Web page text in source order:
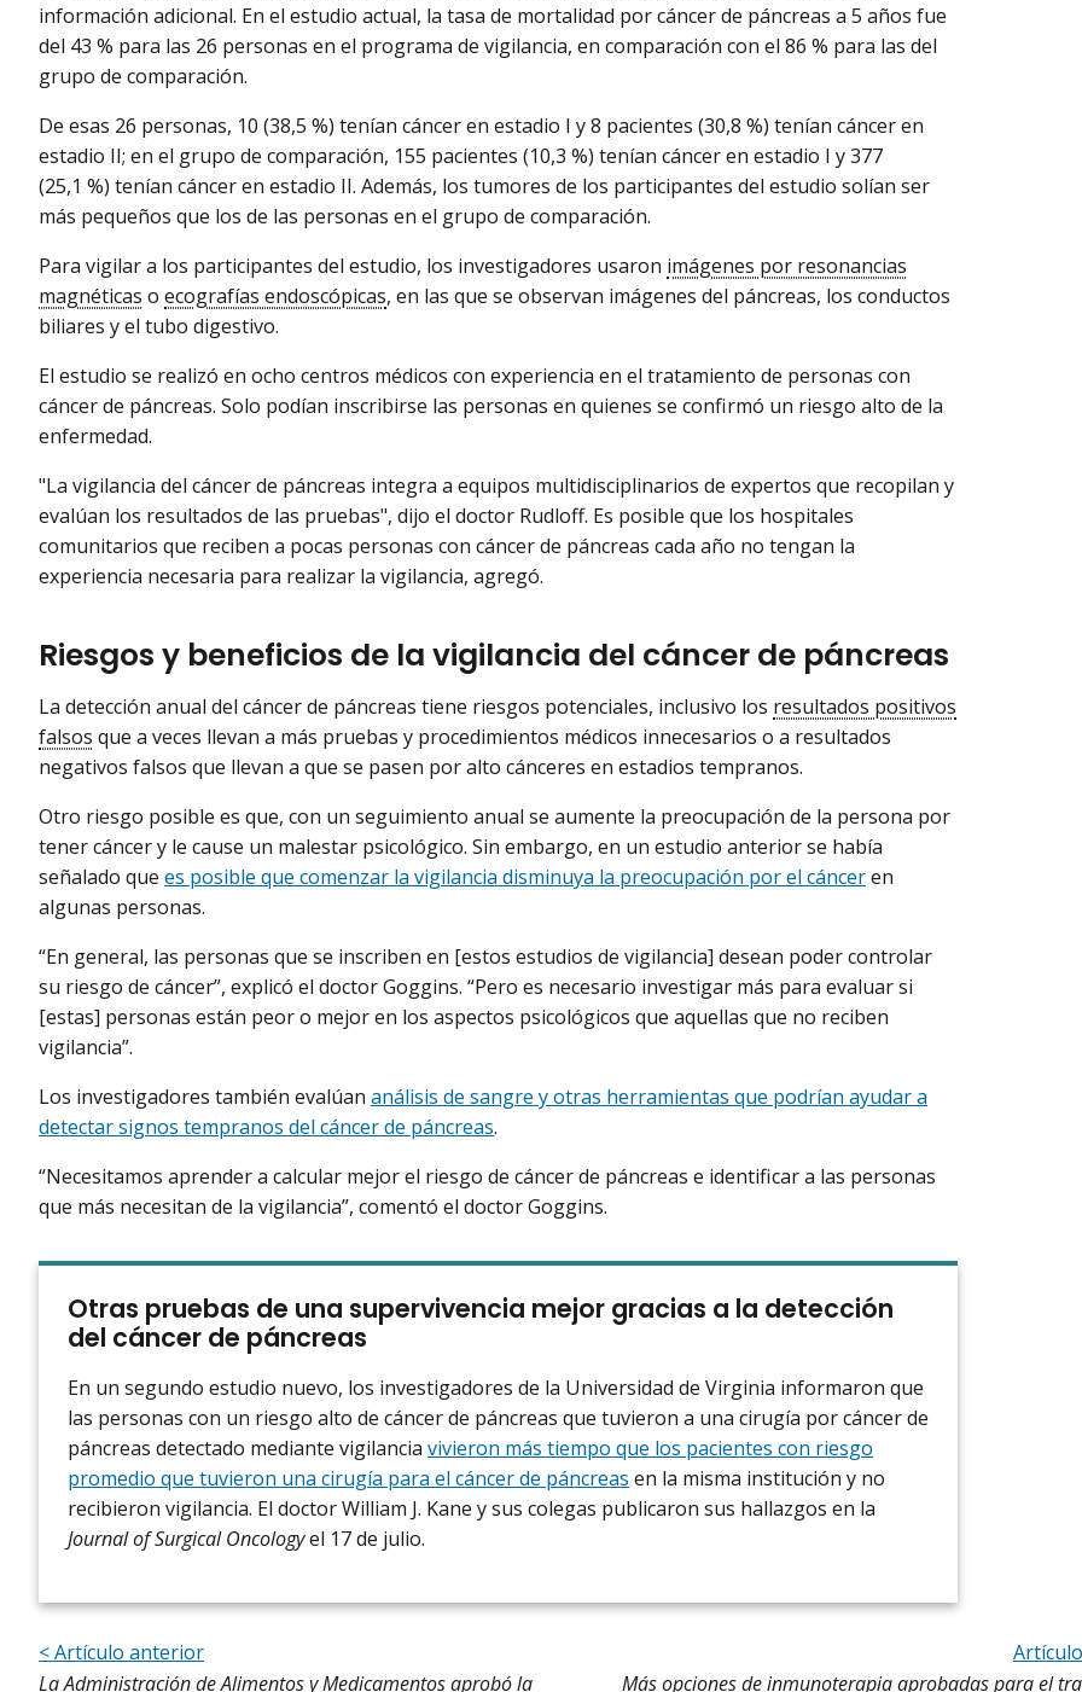
información adicional. En el estudio actual, la tasa de mortalidad por cáncer de páncreas a 5 años fue
del 43 % para las 26 personas en el programa de vigilancia, en comparación con el 86 % para las del
grupo de comparación.
De esas 26 personas, 10 (38,5 %) tenían cáncer en estadio I y 8 pacientes (30,8 %) tenían cáncer en
estadio II; en el grupo de comparación, 155 pacientes (10,3 %) tenían cáncer en estadio I y 377
(25,1 %) tenían cáncer en estadio II. Además, los tumores de los participantes del estudio solían ser
más pequeños que los de las personas en el grupo de comparación.
Para vigilar a los participantes del estudio, los investigadores usaron imágenes por resonancias
magnéticas o ecografías endoscópicas, en las que se observan imágenes del páncreas, los conductos
biliares y el tubo digestivo.
El estudio se realizó en ocho centros médicos con experiencia en el tratamiento de personas con
cáncer de páncreas. Solo podían inscribirse las personas en quienes se confirmó un riesgo alto de la
enfermedad.
"La vigilancia del cáncer de páncreas integra a equipos multidisciplinarios de expertos que recopilan y
evalúan los resultados de las pruebas", dijo el doctor Rudloff. Es posible que los hospitales
comunitarios que reciben a pocas personas con cáncer de páncreas cada año no tengan la
experiencia necesaria para realizar la vigilancia, agregó.
Riesgos y beneficios de la vigilancia del cáncer de páncreas
La detección anual del cáncer de páncreas tiene riesgos potenciales, inclusivo los resultados positivos
falsos que a veces llevan a más pruebas y procedimientos médicos innecesarios o a resultados
negativos falsos que llevan a que se pasen por alto cánceres en estadios tempranos.
Otro riesgo posible es que, con un seguimiento anual se aumente la preocupación de la persona por
tener cáncer y le cause un malestar psicológico. Sin embargo, en un estudio anterior se había
señalado que es posible que comenzar la vigilancia disminuya la preocupación por el cánceren
algunas personas.
“En general, las personas que se inscriben en [estos estudios de vigilancia] desean poder controlar
su riesgo de cáncer”, explicó el doctor Goggins. “Pero es necesario investigar más para evaluar si
[estas] personas están peor o mejor en los aspectos psicológicos que aquellas que no reciben
vigilancia”.
Los investigadores también evalúan análisis de sangre y otras herramientas que podrían ayudar a
detectar signos tempranos del cáncer de páncreas.
“Necesitamos aprender a calcular mejor el riesgo de cáncer de páncreas e identificar a las personas
que más necesitan de la vigilancia”, comentó el doctor Goggins.
Otras pruebas de una supervivencia mejor gracias a la detección
del cáncer de páncreas
En un segundo estudio nuevo, los investigadores de la Universidad de Virginia informaron que
las personas con un riesgo alto de cáncer de páncreas que tuvieron a una cirugía por cáncer de
páncreas detectado mediante vigilancia vivieron más tiempo que los pacientes con riesgo
promedio que tuvieron una cirugía para el cáncer de páncreas en la misma institución y no
recibieron vigilancia. El doctor William J. Kane y sus colegas publicaron sus hallazgos en la
Journal of Surgical Oncologyel 17 de julio.
< Artículo anterior
La Administración de Alimentos y Medicamentos aprobó la
Más opciones de inmunoterapia aprobadas para el